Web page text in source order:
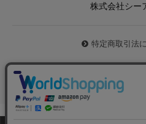
株式会社シー
特定商取引法
© 2026 ハイエース専門店